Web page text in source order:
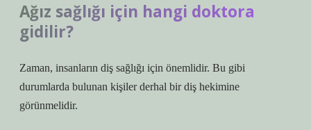
Ağız sağlığı için hangi doktora
gidilir?
Zaman, insanların diş sağlığı için önemlidir. Bu gibi
durumlarda bulunan kişiler derhal bir diş hekimine
görünmelidir.